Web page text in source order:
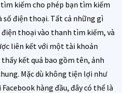
kiếm cho phép bạn tìm kiếm
số điện thoại. Tất cả những gì
điện thoại vào thanh tìm kiếm, và
liên kết với một tài khoản
kết quả bao gồm tên, ảnh
Mặc dù không tiện lợi như
hàng đầu, đây có thể là